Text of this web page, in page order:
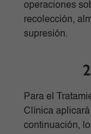
operaciones
recolección,
supresión.
Para el
Clínica
continuación,